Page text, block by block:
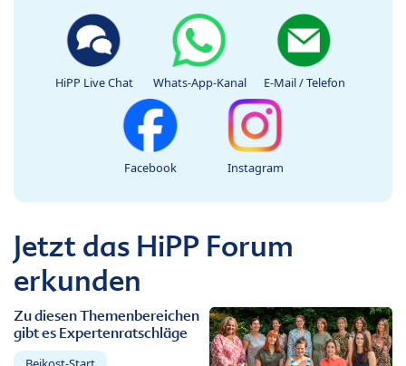
HiPP Live Chat Whats-App-Kanal E-Mail / Telefon
Facebook Instagram
Jetzt das HiPP Forum
erkunden
Zu diesen Themenbereichen
gibt es Expertenratschläge